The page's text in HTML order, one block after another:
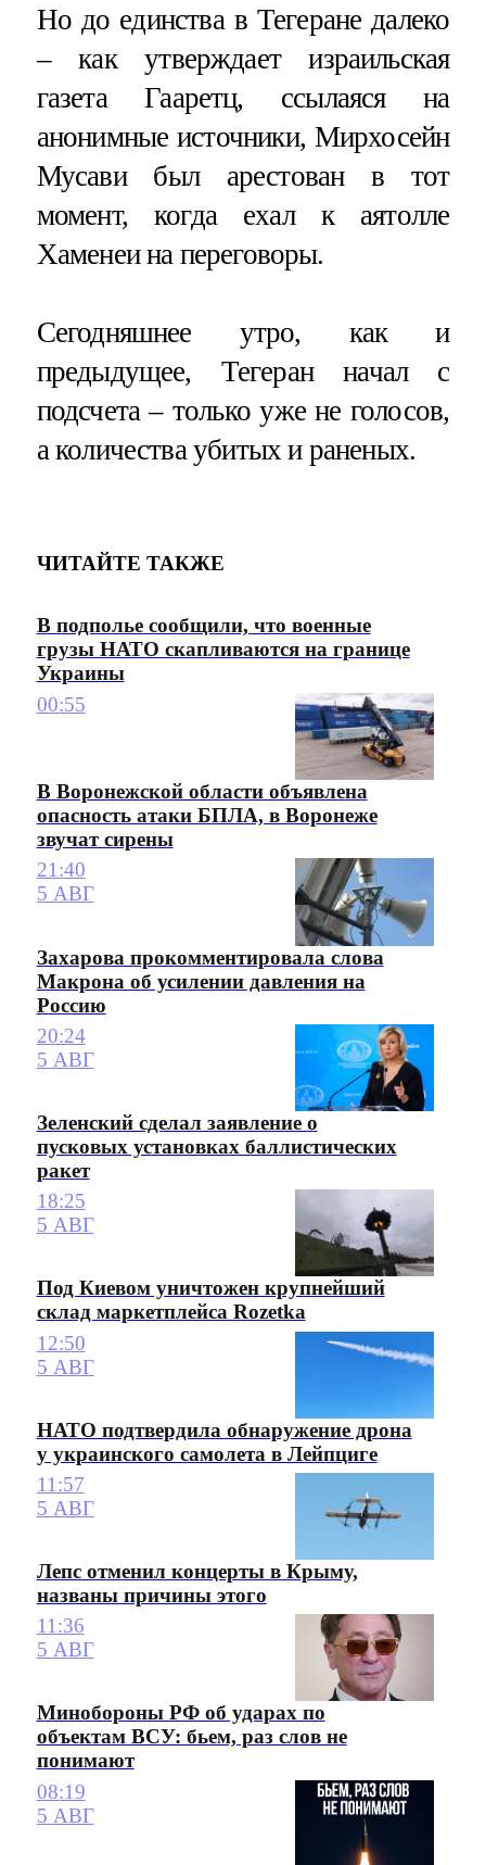
Но до единства в Тегеране далеко
– как утверждает израильская
газета Гааретц, ссылаяся на
анонимные источники, Мирхосейн
Мусави был арестован в тот
момент, когда ехал к аятолле
Хаменеи на переговоры.
Сегодняшнее утро, как и
предыдущее, Тегеран начал с
подсчета – только уже не голосов,
а количества убитых и раненых.
ЧИТАЙТЕ ТАКЖЕ
В подполье сообщили, что военные
грузы НАТО скапливаются на границе
Украины
00:55
В Воронежской области объявлена
опасность атаки БПЛА, в Воронеже
звучат сирены
21:40
5 АВГ
Захарова прокомментировала слова
Макрона об усилении давления на
Россию
20:24
5 АВГ
Зеленский сделал заявление о
пусковых установках баллистических
ракет
18:25
5 АВГ
Под Киевом уничтожен крупнейший
склад маркетплейса Rozetka
12:50
5 АВГ
НАТО подтвердила обнаружение дрона
у украинского самолета в Лейпциге
11:57
5 АВГ
Лепс отменил концерты в Крыму,
названы причины этого
11:36
5 АВГ
Минобороны РФ об ударах по
объектам ВСУ: бьем, раз слов не
понимают
08:19
5 АВГ